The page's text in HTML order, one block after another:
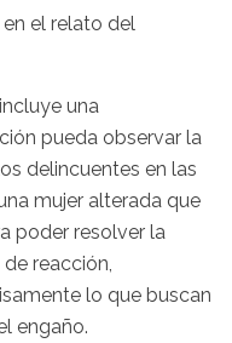
el relato del
una
pueda observar la
delincuentes en las
mujer alterada que
poder resolver la
reacción,
lo que buscan
engaño.